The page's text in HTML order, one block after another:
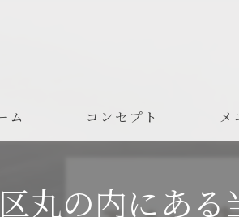
ム コンセプト メ
丸の内にある